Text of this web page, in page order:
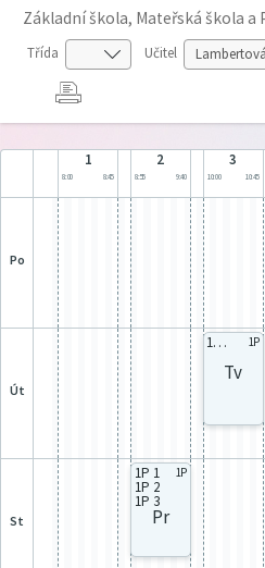
Základní škola, Mateřská škola
Třída Učitel
1
8:00 8:45
2
8:55 9:40
3
10:00 10:45
po
út
1P celá 1P
Tv
st
1P 1
1P 2
1P 3
1P
Pr